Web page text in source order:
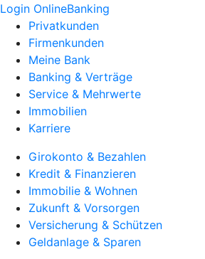
Login OnlineBanking
Privatkunden
Firmenkunden
Meine Bank
Banking & Verträge
Service & Mehrwerte
Immobilien
Karriere
Girokonto & Bezahlen
Kredit & Finanzieren
Immobilie & Wohnen
Zukunft & Vorsorgen
Versicherung & Schützen
Geldanlage & Sparen